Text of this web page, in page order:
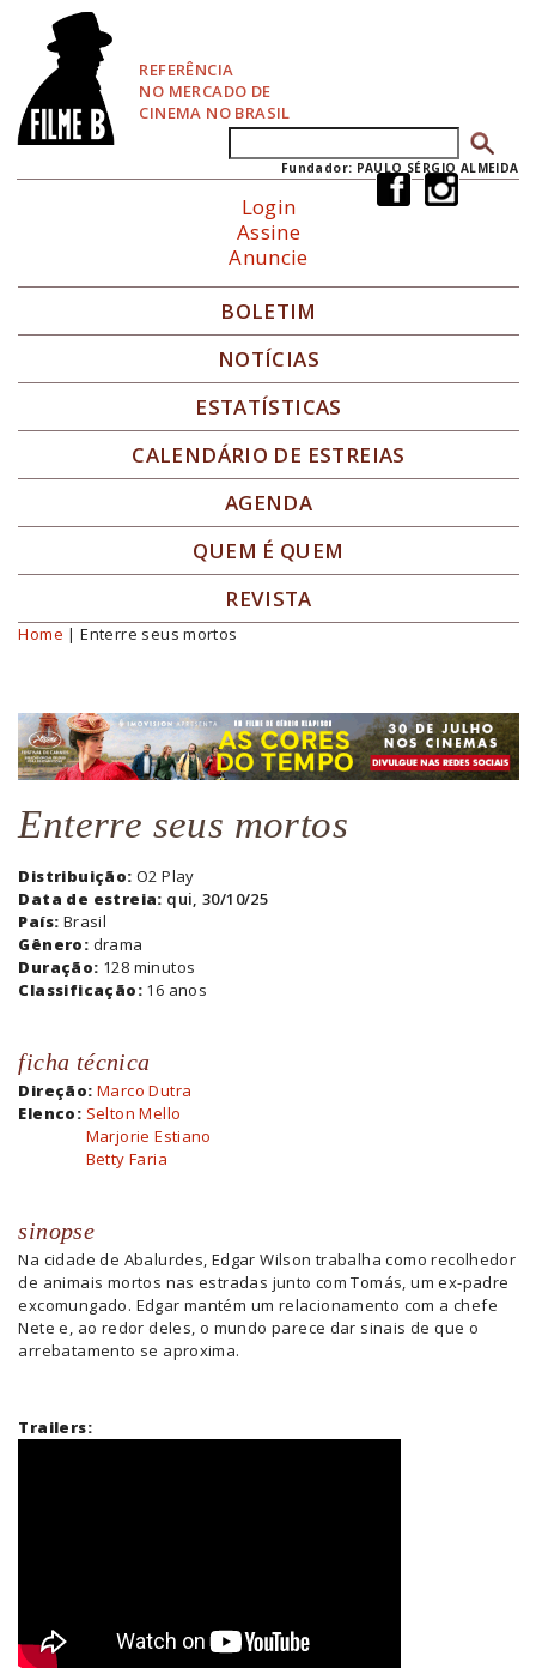
REFERÊNCIA
NO MERCADO DE
CINEMA NO BRASIL
Formulário de busca
Fundador: PAULO SÉRGIO ALMEIDA
Login
Assine
Anuncie
BOLETIM
NOTÍCIAS
ESTATÍSTICAS
CALENDÁRIO DE ESTREIAS
AGENDA
QUEM É QUEM
REVISTA
Você está aqui
Home | Enterre seus mortos
Enterre seus mortos
Distribuição: O2 Play
Data de estreia: qui, 30/10/25
País: Brasil
Gênero: drama
Duração: 128 minutos
Classificação: 16 anos
ficha técnica
Direção: Marco Dutra
Elenco: Selton Mello
Marjorie Estiano
Betty Faria
sinopse
Na cidade de Abalurdes, Edgar Wilson trabalha como recolhedor
de animais mortos nas estradas junto com Tomás, um ex-padre
excomungado. Edgar mantém um relacionamento com a chefe
Nete e, ao redor deles, o mundo parece dar sinais de que o
arrebatamento se aproxima.
Trailers: